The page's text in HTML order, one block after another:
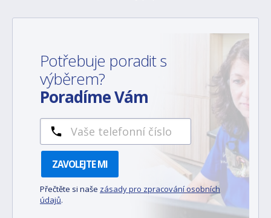
Potřebuje poradit s
výběrem?
Poradíme Vám
ZAVOLEJTE MI
Přečtěte si naše zásady pro zpracování osobních
údajů.